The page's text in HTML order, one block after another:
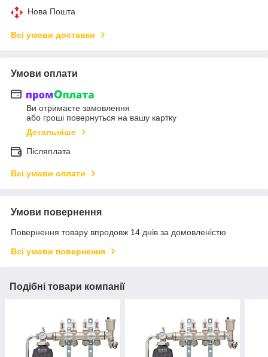
Нова Пошта
Всі умови доставки
Умови оплати
Ви отримаєте замовлення
або гроші повернуться на вашу картку
Детальніше
Післяплата
Всі умови оплати
Умови повернення
Повернення товару впродовж 14 днів за домовленістю
Всі умови повернення
Подібні товари компанії